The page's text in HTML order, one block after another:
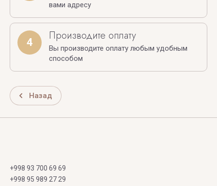
вами адресу
4 Производите оплату
Вы производите оплату любым удобным
способом
Назад
+998 93 700 69 69
+998 95 989 27 29